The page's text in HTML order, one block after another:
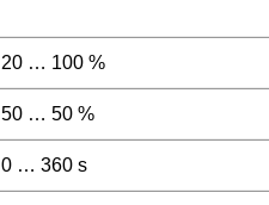
20 … 100 %
50 … 50 %
0 … 360 s